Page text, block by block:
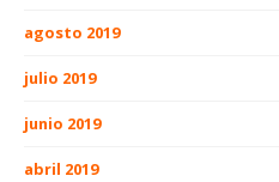
agosto 2019
julio 2019
junio 2019
abril 2019